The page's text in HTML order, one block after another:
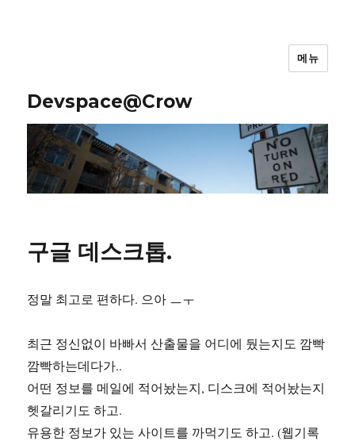
Devspace@Crow
메뉴
구글 데스크톱.
정말 최고로 편하다. 으아 ㅡㅜ
최근 정신없이 바빠서 산출물을 어디에 뒀는지도 깜빡
깜빡하는데다가..
어떤 정보를 메일에 적어놨는지, 디스크에 적어놨는지
헷갈리기도 하고.
유용한 정보가 있는 사이트를 까먹기도 하고. (웹기록